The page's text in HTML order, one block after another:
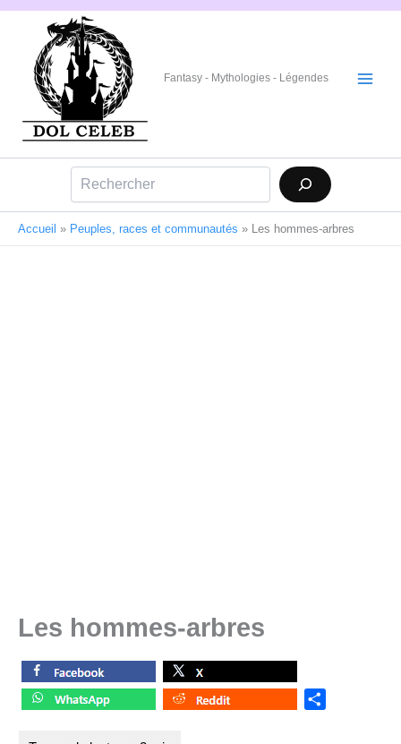
Aller
Fantasy - Mythologies - Légendes
Accueil » Peuples, races et communautés » Les hommes-arbres
Les hommes-arbres